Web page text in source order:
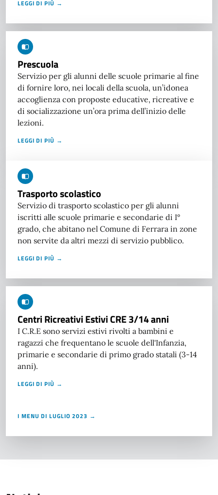
LEGGI DI PIÙ →
Prescuola
Servizio per gli alunni delle scuole primarie al fine
di fornire loro, nei locali della scuola, un’idonea
accoglienza con proposte educative, ricreative e
di socializzazione un’ora prima dell’inizio delle
lezioni.
LEGGI DI PIÙ →
Trasporto scolastico
Servizio di trasporto scolastico per gli alunni
iscritti alle scuole primarie e secondarie di I°
grado, che abitano nel Comune di Ferrara in zone
non servite da altri mezzi di servizio pubblico.
LEGGI DI PIÙ →
Centri Ricreativi Estivi CRE 3/14 anni
I C.R.E sono servizi estivi rivolti a bambini e
ragazzi che frequentano le scuole dell'Infanzia,
primarie e secondarie di primo grado statali (3-14
anni).
LEGGI DI PIÙ →
I MENU DI LUGLIO 2023 →